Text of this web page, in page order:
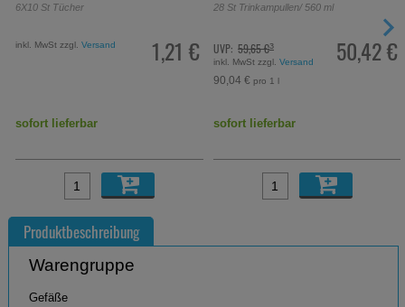
6X10 St Tücher
1,21 €
inkl. MwSt zzgl.Versand
sofort lieferbar
28 St Trinkampullen/ 560 ml
50,42 €
UVP: 59,65 €³
inkl. MwSt zzgl.Versand
90,04 € pro 1 l
sofort lieferbar
Produktbeschreibung
Warengruppe
Gefäße